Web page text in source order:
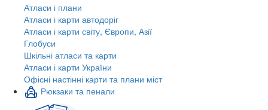
Атласи і плани
Атласи і карти автодоріг
Атласи і карти світу, Європи, Азії
Глобуси
Шкільні атласи та карти
Атласи і карти України
Офісні настінні карти та плани міст
Рюкзаки та пенали